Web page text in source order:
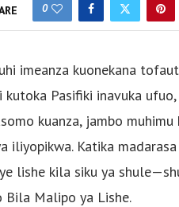
0
imeanza kuonekana
kutoka Pasifiki inavuka
kuanza, jambo
iliyopikwa. Katika
lishe kila siku ya
Bila Malipo ya Lishe.